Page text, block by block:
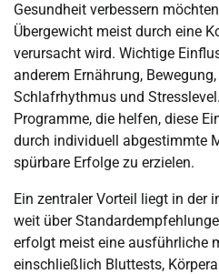
Gesundheit verbessern
Übergewicht meist durch eine
verursacht wird. Wichtige
anderem Ernährung,
Schlafrhythmus und
Programme, die helfen, diese
durch individuell abgestimmte
spürbare Erfolge zu erzielen.
Ein zentraler Vorteil liegt in der
weit über
erfolgt meist eine ausführliche
einschließlich Bluttests,